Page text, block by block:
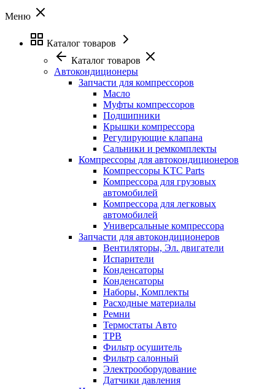
Меню
Каталог товаров
Каталог товаров
Автокондиционеры
Запчасти для компрессоров
Масло
Муфты компрессоров
Подшипники
Крышки компрессора
Регулирующие клапана
Сальники и ремкомплекты
Компрессоры для автокондиционеров
Компрессоры KTC Parts
Компрессора для грузовых
автомобилей
Компрессора для легковых
автомобилей
Универсальные компрессора
Запчасти для автокондиционеров
Вентиляторы, Эл. двигатели
Испарители
Конденсаторы
Конденсаторы
Наборы, Комплекты
Расходные материалы
Ремни
Термостаты Авто
ТРВ
Фильтр осушитель
Фильтр салонный
Электрооборудование
Датчики давления